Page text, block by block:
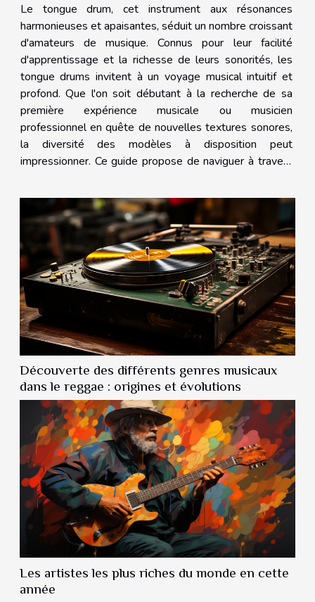
Le tongue drum, cet instrument aux résonances
harmonieuses et apaisantes, séduit un nombre croissant
d'amateurs de musique. Connus pour leur facilité
d'apprentissage et la richesse de leurs sonorités, les
tongue drums invitent à un voyage musical intuitif et
profond. Que l'on soit débutant à la recherche de sa
première expérience musicale ou musicien
professionnel en quête de nouvelles textures sonores,
la diversité des modèles à disposition peut
impressionner. Ce guide propose de naviguer à travers
vers le choix adéquat de son tongue...
Découverte des différents genres musicaux
dans le reggae : origines et évolutions
Les artistes les plus riches du monde en cette
année